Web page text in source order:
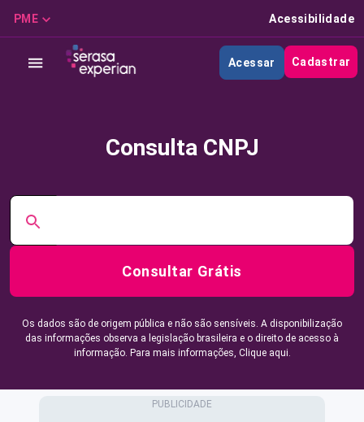
PME Acessibilidade
Acessar Cadastrar
Consulta CNPJ
Consultar Grátis
Os dados são de origem pública e não são sensíveis. A disponibilização
das informações observa a legislação brasileira e o direito de acesso à
informação. Para mais informações, Clique aqui.